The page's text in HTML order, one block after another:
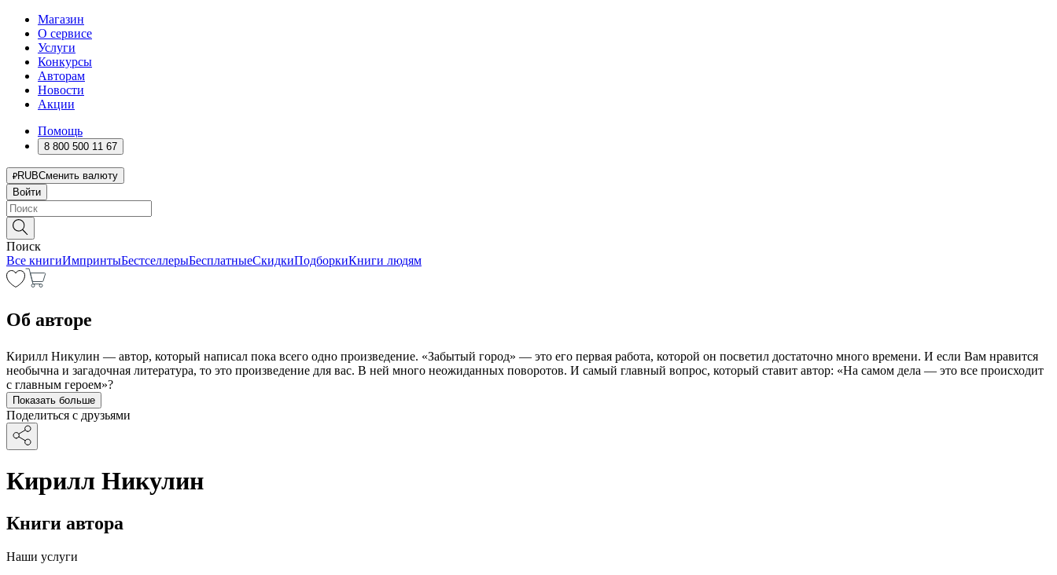
Магазин
О сервисе
Услуги
Конкурсы
Авторам
Новости
Акции
Помощь
8 800 500 11 67
RUBСменить валюту
Войти
Поиск
Все книгиИмпринтыБестселлерыБесплатныеСкидкиПодборкиКниги людям
Об авторе
Кирилл Никулин — автор, который написал пока всего одно произведение. «Забытый город» — это его первая работа, которой он посветил достаточно много времени. И если Вам нравится
необычна и загадочная литература, то это произведение для вас. В ней много неожиданных поворотов. И самый главный вопрос, который ставит автор: «На самом дела — это все происходит
с главным героем»?
Показать больше
Поделиться с друзьями
Кирилл Никулин
Книги автора
Наши услуги